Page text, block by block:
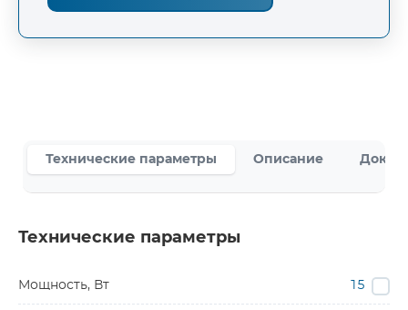
Технические параметры Описание
Технические параметры
Мощность, Вт 15